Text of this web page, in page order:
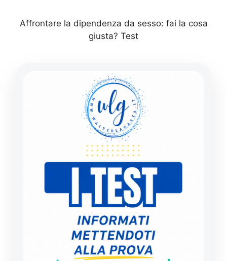
Affrontare la dipendenza da sesso: fai la cosa
giusta? Test